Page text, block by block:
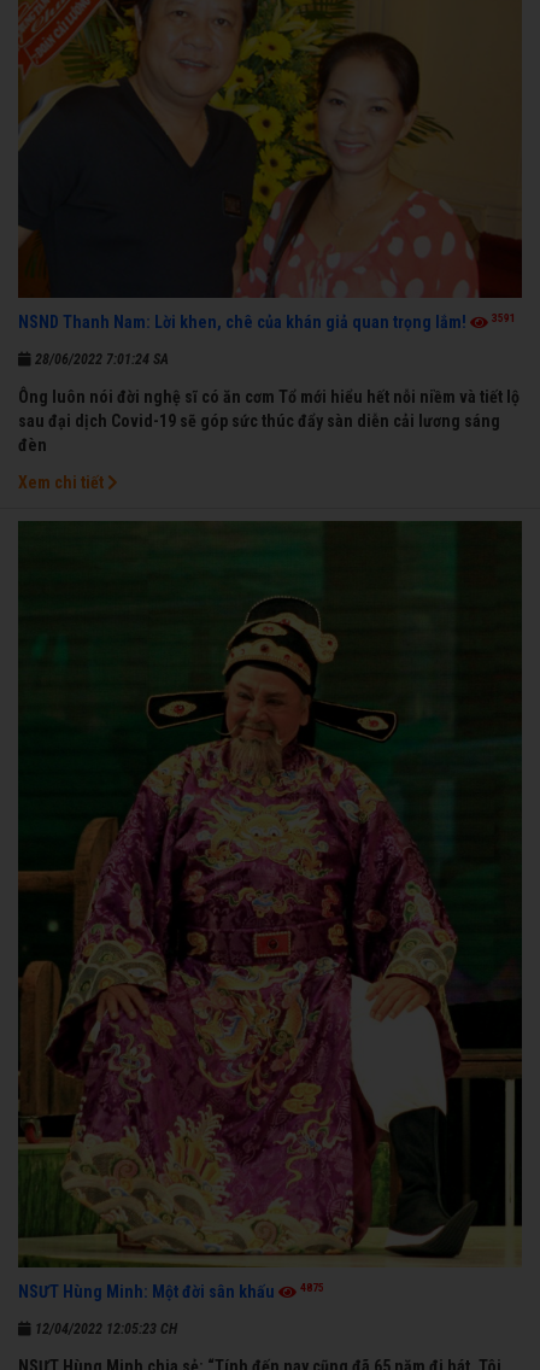
NSND Thanh Nam: Lời khen, chê của khán giả quan trọng lắm! 3591
28/06/2022 7:01:24 SA
Ông luôn nói đời nghệ sĩ có ăn cơm Tổ mới hiểu hết nỗi niềm và tiết lộ
sau đại dịch Covid-19 sẽ góp sức thúc đẩy sàn diễn cải lương sáng
đèn
Xem chi tiết
NSƯT Hùng Minh: Một đời sân khấu 4875
12/04/2022 12:05:23 CH